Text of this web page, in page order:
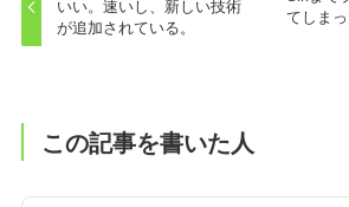
いい。速いし、新しい技術
が追加されている。
てしま
この記事を書いた人